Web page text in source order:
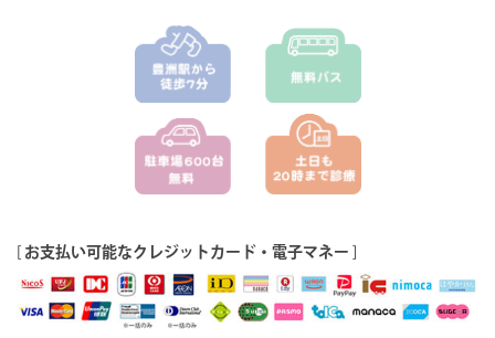
[ お支払い可能なクレジットカード・電子マネー ]